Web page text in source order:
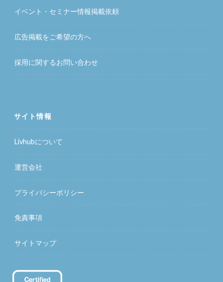
イベント・セミナー情報掲載依頼
広告掲載をご希望の方へ
採用に関するお問い合わせ
サイト情報
Livhubについて
運営会社
プライバシーポリシー
免責事項
サイトマップ